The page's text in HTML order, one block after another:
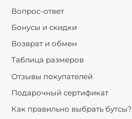
Вопрос-ответ
Бонусы и скидки
Возврат и обмен
Таблица размеров
Отзывы покупателей
Подарочный сертификат
Как правильно выбрать бутсы?